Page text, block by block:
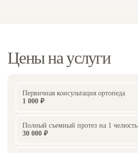
Цены на услуги
Первичная консультация ортопеда
1 000 ₽
Полный съемный протез на 1 челюсть
30 000 ₽